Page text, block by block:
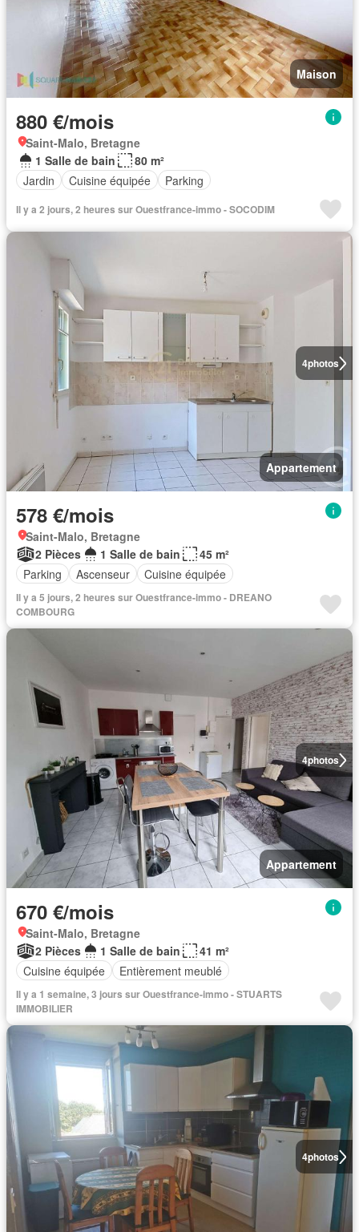
Maison
880 €/mois
Saint-Malo, Bretagne
1 Salle de bain
80 m²
Jardin
Cuisine équipée Parking
Il y a 2 jours, 2 heures sur Ouestfrance-immo - SOCODIM
4photos
Appartement
578 €/mois
Saint-Malo, Bretagne
2 Pièces
1 Salle de bain
45 m²
Parking
Ascenseur Cuisine équipée
Il y a 5 jours, 2 heures sur Ouestfrance-immo - DREANO
COMBOURG
4photos
Appartement
670 €/mois
Saint-Malo, Bretagne
2 Pièces
1 Salle de bain
41 m²
Cuisine équipée
Entièrement meublé
Il y a 1 semaine, 3 jours sur Ouestfrance-immo - STUARTS
IMMOBILIER
4photos